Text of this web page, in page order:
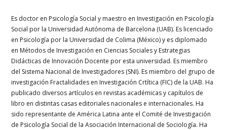
Es doctor en Psicología Social y maestro en Investigación en Psicología
Social por la Universidad Autónoma de Barcelona (UAB). Es licenciado
en Psicología por la Universidad de Colima (México) y es diplomado
en Métodos de Investigación en Ciencias Sociales y Estrategias
Didácticas de Innovación Docente por esta universidad. Es miembro
del Sistema Nacional de Investigadores (SNI). Es miembro del grupo de
investigación Fractalidades en Investigación Crtítica (FIC) de la UAB. Ha
publicado diversos artículos en revistas académicas y capítulos de
libro en distintas casas editoriales nacionales e internacionales. Ha
sido representante de América Latina ante el Comité de Investigación
de Psicología Social de la Asociación Internacional de Sociología. Ha